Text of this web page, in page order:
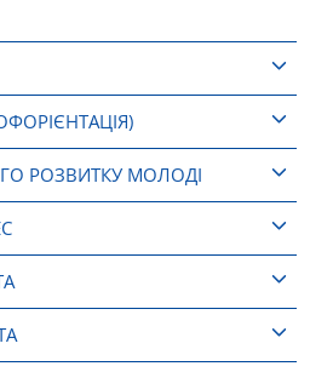
РОЗВИТКУ МОЛОДІ